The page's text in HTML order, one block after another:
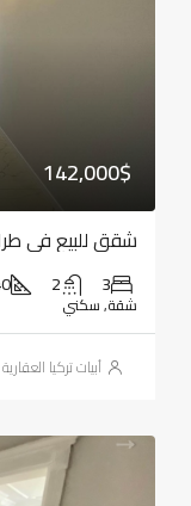
142,000$
شقق للبيع في
3
2
شقة, سكني
أبيات تركيا